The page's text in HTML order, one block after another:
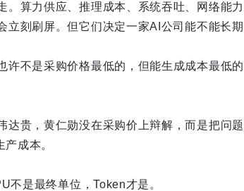
。算力供应、推理成本、系统吞吐、网络能
立刻刷屏。但它们决定一家AI公司能不能长
许不是采购价格最低的，但能生成成本最低
达贵，黄仁勋没在采购价上辩解，而是把问
成本。
不是最终单位，Token才是。